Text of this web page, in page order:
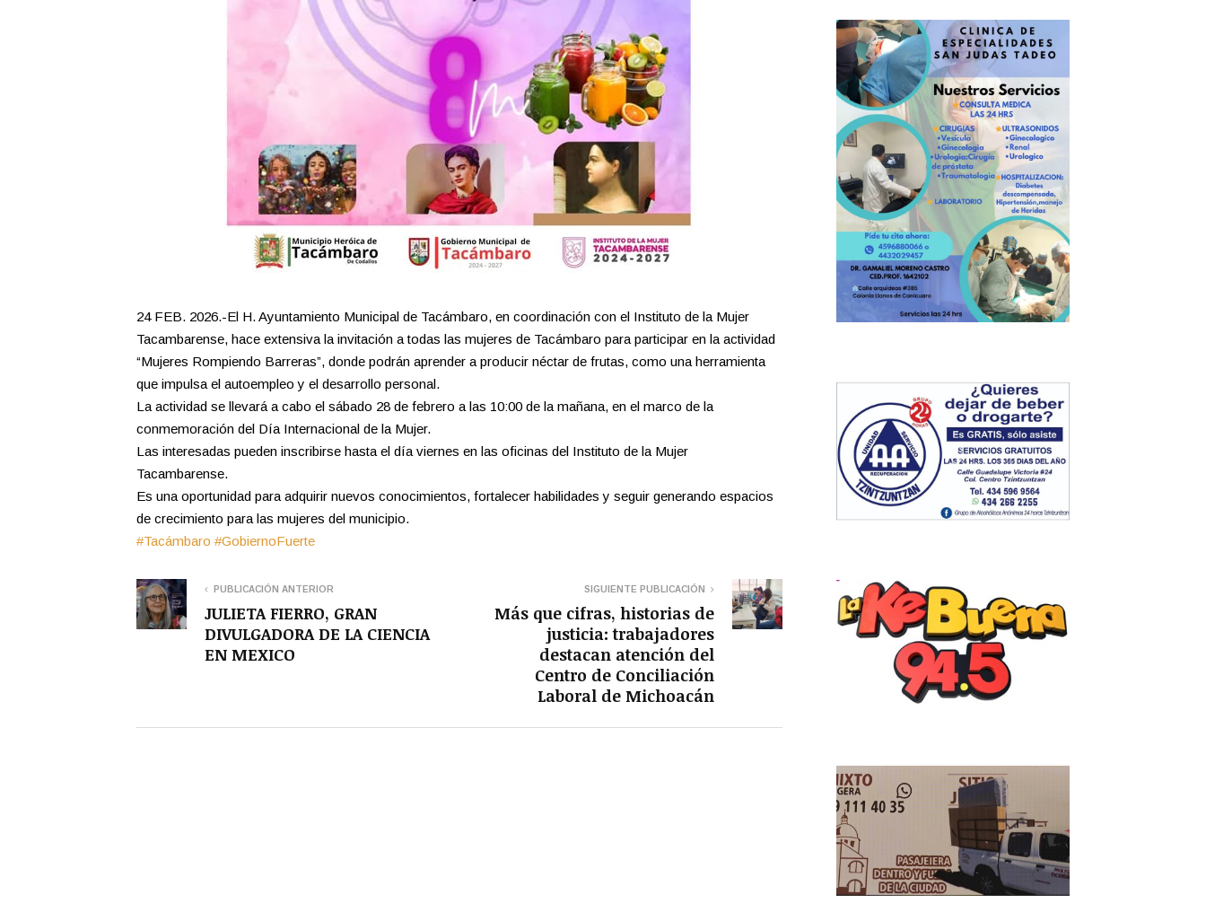
24 FEB. 2026.-El H. Ayuntamiento Municipal de Tacámbaro, en coordinación con el Instituto de la Mujer
Tacambarense, hace extensiva la invitación a todas las mujeres de Tacámbaro para participar en la actividad
“Mujeres Rompiendo Barreras”, donde podrán aprender a producir néctar de frutas, como una herramienta
que impulsa el autoempleo y el desarrollo personal.
La actividad se llevará a cabo el sábado 28 de febrero a las 10:00 de la mañana, en el marco de la
conmemoración del Día Internacional de la Mujer.
Las interesadas pueden inscribirse hasta el día viernes en las oficinas del Instituto de la Mujer
Tacambarense.
Es una oportunidad para adquirir nuevos conocimientos, fortalecer habilidades y seguir generando espacios
de crecimiento para las mujeres del municipio.
#Tacámbaro #GobiernoFuerte
PUBLICACIÓN ANTERIOR
JULIETA FIERRO, GRAN
DIVULGADORA DE LA CIENCIA
EN MEXICO
SIGUIENTE PUBLICACIÓN
Más que cifras, historias de
justicia: trabajadores
destacan atención del
Centro de Conciliación
Laboral de Michoacán